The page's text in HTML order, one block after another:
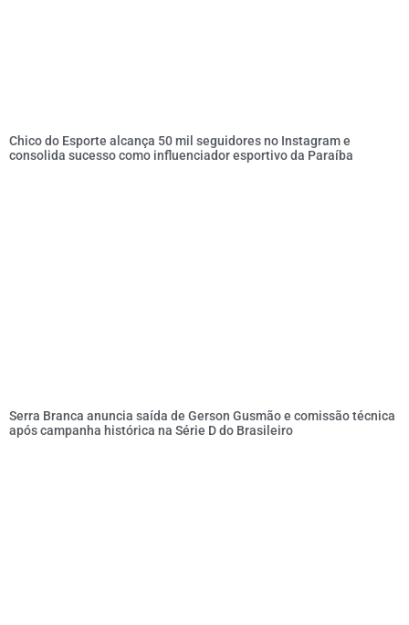
Chico do Esporte alcança 50 mil seguidores no Instagram e
consolida sucesso como influenciador esportivo da Paraíba
Serra Branca anuncia saída de Gerson Gusmão e comissão técnica
após campanha histórica na Série D do Brasileiro